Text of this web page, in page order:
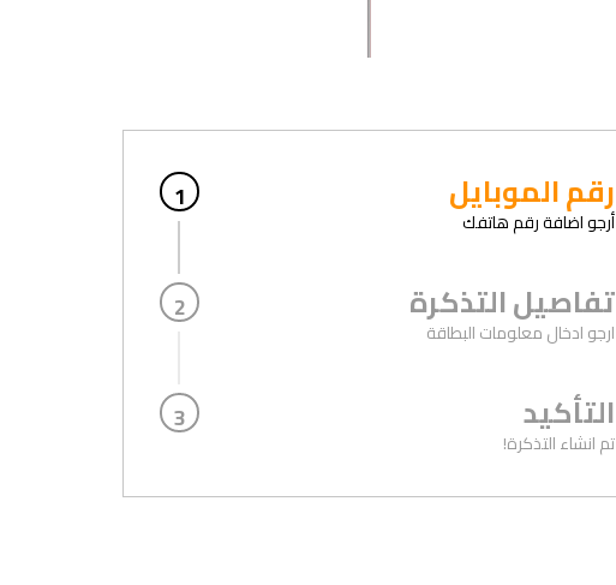
رقم الموبايل
أرجو اضافة رقم هاتفك
1
تفاصيل التذكرة
ارجو ادخال معلومات البطاقة
2
التأكيد
تم انشاء التذكرة!
3